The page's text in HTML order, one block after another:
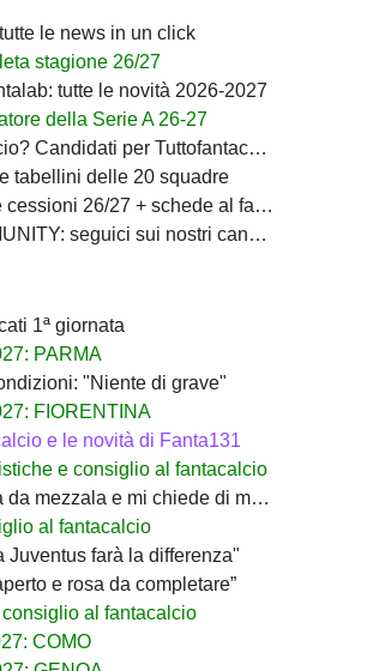
le news in un click
stagione 26/27
tutte le novità 2026-2027
della Serie A 26-27
Candidati per Tuttofantacalcio
tabellini delle 20 squadre
26/27 + schede al fantacalcio
seguici sui nostri canali social
1ª giornata
PARMA
"Niente di grave"
FIORENTINA
e le novità di Fanta131
e consiglio al fantacalcio
e mi chiede di migliorare"
al fantacalcio
farà la differenza"
e rosa da completare”
al fantacalcio
COMO